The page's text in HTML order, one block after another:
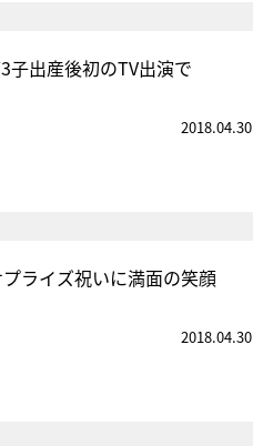
子出産後初のTV出演で
2018.04.30
ライズ祝いに満面の笑顔
2018.04.30